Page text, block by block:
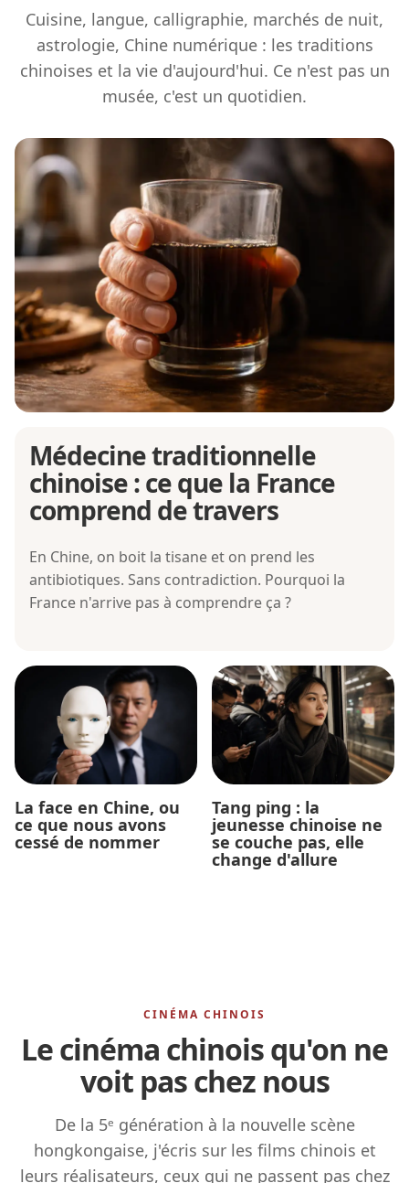
Cuisine, langue, calligraphie, marchés de nuit,
astrologie, Chine numérique : les traditions
chinoises et la vie d'aujourd'hui. Ce n'est pas un
musée, c'est un quotidien.
Médecine traditionnelle
chinoise : ce que la France
comprend de travers
En Chine, on boit la tisane et on prend les
antibiotiques. Sans contradiction. Pourquoi la
France n'arrive pas à comprendre ça ?
La face en Chine, ou
ce que nous avons
cessé de nommer
Tang ping : la
jeunesse chinoise ne
se couche pas, elle
change d'allure
CINÉMA CHINOIS
Le cinéma chinois qu'on ne
voit pas chez nous
De la 5ᵉ génération à la nouvelle scène
hongkongaise, j'écris sur les films chinois et
leurs réalisateurs, ceux qui ne passent pas chez